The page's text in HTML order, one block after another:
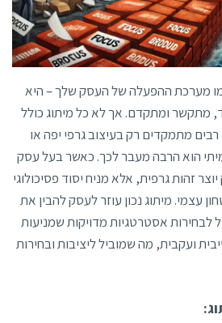
מערכת ההפעלה של העסק שלך – היא
מתקשר ומתקדם. אך לא כל מיתוג כולל
מתמקדים רק בעיצוב גרפי יפה או
הוא הרבה מעבר לכך. כאשר בעל עסק
זהות גרפית, אלא מניח יסוד פסיכולוגי
עצמי. מיתוג נכון עוזר לעסק להבין את
לבחירות אסטרטגיות מדויקות שמניעות
ועקבית, מה שמוביל ליציבות ובחירות